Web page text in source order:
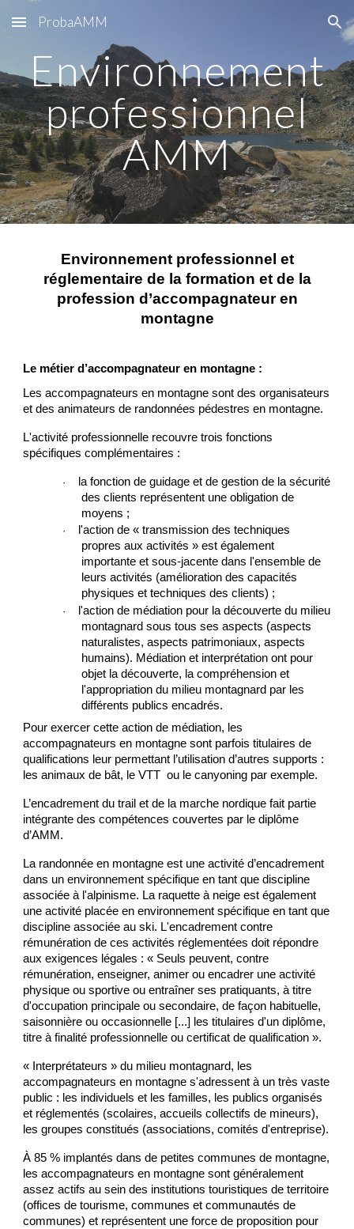
Skip to main content Skip to navigation
ProbaAMM
Environnement
professionnel
AMM
Environnement professionnel et
réglementaire de la formation et de la
profession d’accompagnateur en
montagne
Le métier d’accompagnateur en montagne :
Les accompagnateurs en montagne sont des organisateurs
et des animateurs de randonnées pédestres en montagne.
L'activité professionnelle recouvre trois fonctions
spécifiques complémentaires :
·
la fonction de guidage et de gestion de la sécurité
des clients représentent une obligation de
moyens ;
·
l'action de « transmission des techniques
propres aux activités » est également
importante et sous-jacente dans l'ensemble de
leurs activités (amélioration des capacités
physiques et techniques des clients) ;
·
l'action de médiation pour la découverte du milieu
montagnard sous tous ses aspects (aspects
naturalistes, aspects patrimoniaux, aspects
humains). Médiation et interprétation ont pour
objet la découverte, la compréhension et
l'appropriation du milieu montagnard par les
différents publics encadrés.
Pour exercer cette action de médiation, les
accompagnateurs en montagne sont parfois titulaires de
qualifications leur permettant l’utilisation d’autres supports :
les animaux de bât, leVTT ou lecanyoning par exemple.
L’encadrement du trail et de la marche nordique fait partie
intégrante des compétences couvertes par le diplôme
d’AMM.
La randonnée en montagne est une activité d’encadrement
dans un environnement spécifique en tant que discipline
associée à l'alpinisme. La raquette à neige est également
une activité placée en environnement spécifique en tant que
discipline associée au ski. L'encadrement contre
rémunération de ces activités réglementées doit répondre
aux exigences légales : « Seuls peuvent, contre
rémunération, enseigner, animer ou encadrer une activité
physique ou sportive ou entraîner ses pratiquants, à titre
d'occupation principale ou secondaire, de façon habituelle,
saisonnière ou occasionnelle [...] les titulaires d'un diplôme,
titre à finalité professionnelle ou certificat de qualification ».
« Interprétateurs » du milieu montagnard, les
accompagnateurs en montagne s'adressent à un très vaste
public : les individuels et les familles, les publics organisés
et réglementés (scolaires, accueils collectifs de mineurs),
les groupes constitués (associations, comités d'entreprise).
À 85 % implantés dans de petites communes de montagne,
les accompagnateurs en montagne sont généralement
assez actifs au sein des institutions touristiques de territoire
(offices de tourisme, communes et communautés de
communes) et représentent une force de proposition pour